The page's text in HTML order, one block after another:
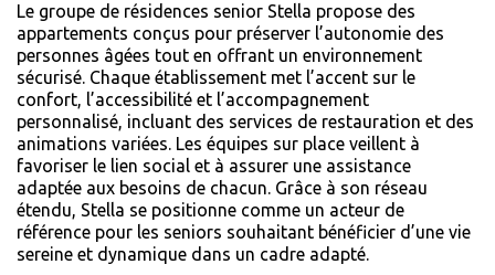
Le groupe de résidences senior Stella propose des
appartements conçus pour préserver l’autonomie des
personnes âgées tout en offrant un environnement
sécurisé. Chaque établissement met l’accent sur le
confort, l’accessibilité et l’accompagnement
personnalisé, incluant des services de restauration et des
animations variées. Les équipes sur place veillent à
favoriser le lien social et à assurer une assistance
adaptée aux besoins de chacun. Grâce à son réseau
étendu, Stella se positionne comme un acteur de
référence pour les seniors souhaitant bénéficier d’une vie
sereine et dynamique dans un cadre adapté.